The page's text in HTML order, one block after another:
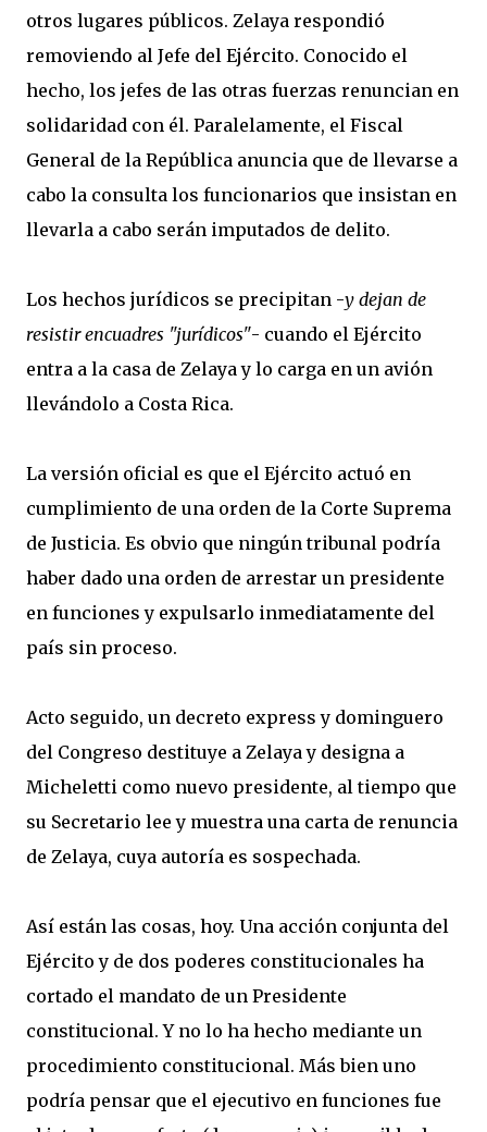
otros lugares públicos. Zelaya respondió
removiendo al Jefe del Ejército. Conocido el
hecho, los jefes de las otras fuerzas renuncian en
solidaridad con él. Paralelamente, el Fiscal
General de la República anuncia que de llevarse a
cabo la consulta los funcionarios que insistan en
llevarla a cabo serán imputados de delito.
Los hechos jurídicos se precipitan -y dejan de
resistir encuadres "jurídicos"- cuando el Ejército
entra a la casa de Zelaya y lo carga en un avión
llevándolo a Costa Rica.
La versión oficial es que el Ejército actuó en
cumplimiento de una orden de la Corte Suprema
de Justicia. Es obvio que ningún tribunal podría
haber dado una orden de arrestar un presidente
en funciones y expulsarlo inmediatamente del
país sin proceso.
Acto seguido, un decreto express y dominguero
del Congreso destituye a Zelaya y designa a
Micheletti como nuevo presidente, al tiempo que
su Secretario lee y muestra una carta de renuncia
de Zelaya, cuya autoría es sospechada.
Así están las cosas, hoy. Una acción conjunta del
Ejército y de dos poderes constitucionales ha
cortado el mandato de un Presidente
constitucional. Y no lo ha hecho mediante un
procedimiento constitucional. Más bien uno
podría pensar que el ejecutivo en funciones fue